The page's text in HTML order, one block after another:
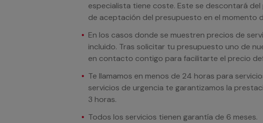
especialista tiene coste. Este se descontará
de aceptación del presupuesto en el momento
En los casos donde se muestren precios de
incluido. Tras solicitar tu presupuesto uno de
en contacto contigo para facilitarte el precio
Te llamamos en menos de 24 horas para
servicios de urgencia te garantizamos la
3 horas.
Todos los servicios tienen garantía de 6 meses.